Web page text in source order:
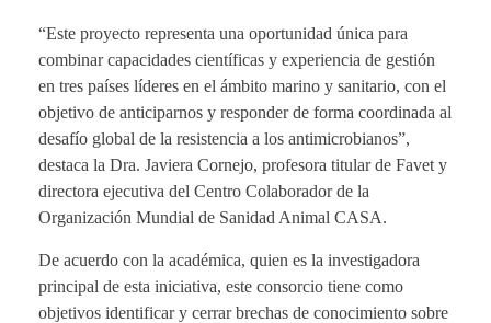
“Este proyecto representa una oportunidad única para
combinar capacidades científicas y experiencia de gestión
en tres países líderes en el ámbito marino y sanitario, con el
objetivo de anticiparnos y responder de forma coordinada al
desafío global de la resistencia a los antimicrobianos”,
destaca la Dra. Javiera Cornejo, profesora titular de Favet y
directora ejecutiva del Centro Colaborador de la
Organización Mundial de Sanidad Animal CASA.
De acuerdo con la académica, quien es la investigadora
principal de esta iniciativa, este consorcio tiene como
objetivos identificar y cerrar brechas de conocimiento sobre